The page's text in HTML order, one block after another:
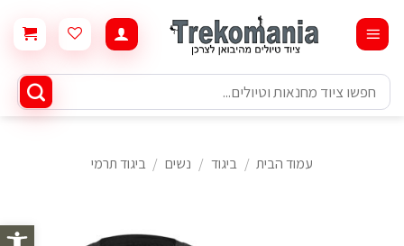
פתח
content
חיפוש
עבור:
עמוד הבית / ביגוד / נשים / ביגוד תרמי